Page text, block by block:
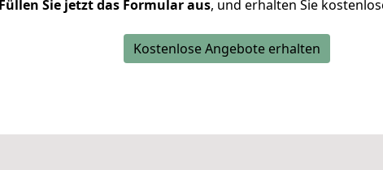
Füllen Sie jetzt das Formular aus, und erhalten Sie
Kostenlose Angebote erhalten